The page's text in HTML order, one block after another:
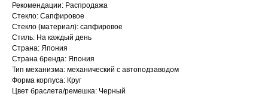
Рекомендации: Распродажа
Стекло: Сапфировое
Стекло (материал): сапфировое
Стиль: На каждый день
Страна: Япония
Страна бренда: Япония
Тип механизма: механический с автоподзаводом
Форма корпуса: Круг
Цвет браслета/ремешка: Черный